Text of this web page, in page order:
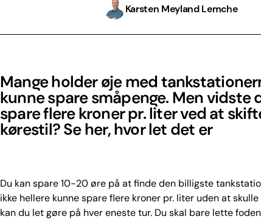
Karsten Meyland Lemche
Mange holder øje med
kunne spare småpenge. Men vidste
spare flere kroner pr. liter ved at
kørestil? Se her, hvor let det er
Du kan spare 10-20 øre på at finde den billigste
ikke hellere kunne spare flere kroner pr. liter uden at
kan du let gøre på hver eneste tur. Du skal bare lette